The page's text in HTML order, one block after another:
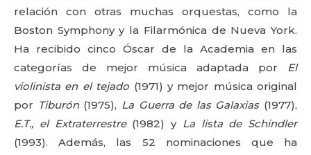
relación con otras muchas orquestas, como la
Boston Symphony y la Filarmónica de Nueva York.
Ha recibido cinco Óscar de la Academia en las
categorías de mejor música adaptada por El
violinista en el tejado (1971) y mejor música original
por Tiburón(1975), La Guerra de las Galaxias (1977),
E.T., el Extraterrestre (1982) y La lista de Schindler
(1993). Además, las 52 nominaciones que ha